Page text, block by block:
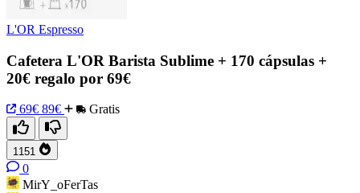
L'OR Espresso
Cafetera L'OR Barista Sublime + 170 cápsulas +
20€ regalo por 69€
69€ 89€ Gratis
1151
0
MirY_oFerTas